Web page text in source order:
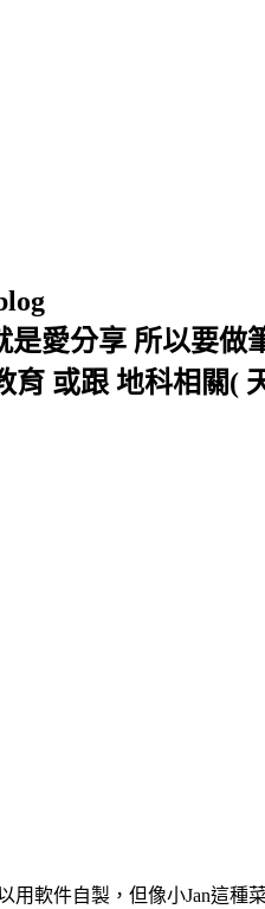
愛分享 所以要做
或跟 地科相關(
用軟件自製，但像小Jan這種